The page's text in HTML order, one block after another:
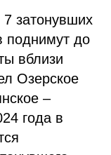
затонувших
поднимут до
вблизи
Озерское
–
года в